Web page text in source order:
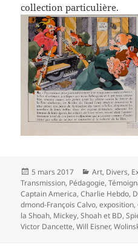
collection particulière.
Publié
le
5 mars 2017 Catégories
Art, Divers,
Transmission, Pédagogie,
Captain America,Charlie Hebdo,
dmond-François Calvo,exposition,
la Shoah, Mickey,Shoah et BD,
Victor Dancette,Will Eisner,